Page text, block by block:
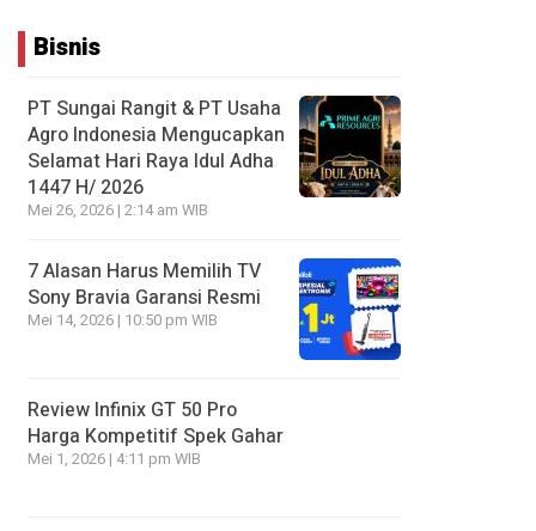
Bisnis
PT Sungai Rangit & PT Usaha
Agro Indonesia Mengucapkan
Selamat Hari Raya Idul Adha
1447 H/ 2026
Mei 26, 2026 | 2:14 am WIB
7 Alasan Harus Memilih TV
Sony Bravia Garansi Resmi
Mei 14, 2026 | 10:50 pm WIB
Review Infinix GT 50 Pro
Harga Kompetitif Spek Gahar
Mei 1, 2026 | 4:11 pm WIB